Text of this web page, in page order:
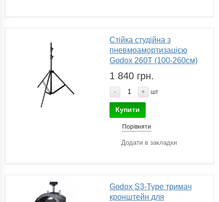
Cтійка студійна з
пневмоамортизацією
Godox 260T (100-260см)
1 840 грн.
- + шт
Купити
Порівняти
Додати в закладки
Godox S3-Type тримач
кронштейн для